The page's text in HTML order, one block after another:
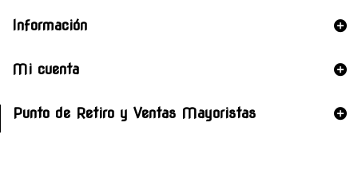
Información
Mi cuenta
Punto de Retiro y Ventas Mayoristas